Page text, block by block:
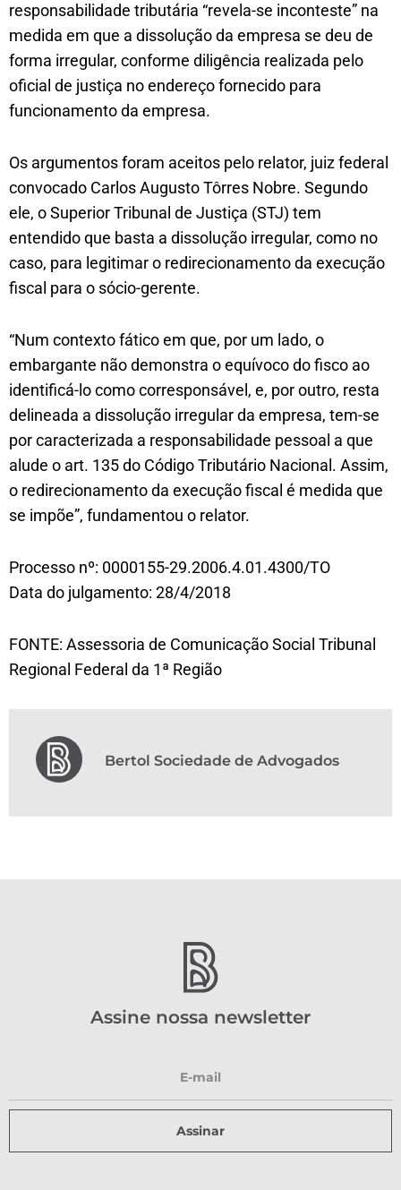
responsabilidade tributária “revela-se inconteste” na
medida em que a dissolução da empresa se deu de
forma irregular, conforme diligência realizada pelo
oficial de justiça no endereço fornecido para
funcionamento da empresa.
Os argumentos foram aceitos pelo relator, juiz federal
convocado Carlos Augusto Tôrres Nobre. Segundo
ele, o Superior Tribunal de Justiça (STJ) tem
entendido que basta a dissolução irregular, como no
caso, para legitimar o redirecionamento da execução
fiscal para o sócio-gerente.
“Num contexto fático em que, por um lado, o
embargante não demonstra o equívoco do fisco ao
identificá-lo como corresponsável, e, por outro, resta
delineada a dissolução irregular da empresa, tem-se
por caracterizada a responsabilidade pessoal a que
alude o art. 135 do Código Tributário Nacional. Assim,
o redirecionamento da execução fiscal é medida que
se impõe”, fundamentou o relator.
Processo nº: 0000155-29.2006.4.01.4300/TO
Data do julgamento: 28/4/2018
FONTE: Assessoria de Comunicação Social Tribunal
Regional Federal da 1ª Região
Bertol Sociedade de Advogados
Assine nossa newsletter
Assinar